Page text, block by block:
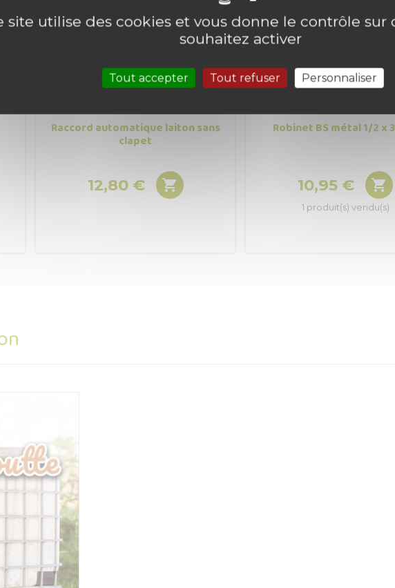
Raccord automatique laiton sans
clapet
Prix
12,80 € 
Robinet BS métal 1/2 x
Prix
10,95 € 
1 produit(s) vendu(s)
site utilise des cookies et vous donne le contrôle sur
souhaitez activer
Tout accepter Tout refuser Personnaliser